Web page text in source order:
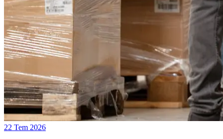
22 Tem 2026